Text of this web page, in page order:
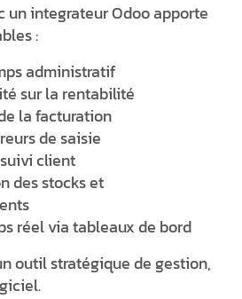
un integrateur Odoo apporte
:
administratif
sur la rentabilité
la facturation
de saisie
client
des stocks et
réel via tableaux de bord
outil stratégique de gestion,